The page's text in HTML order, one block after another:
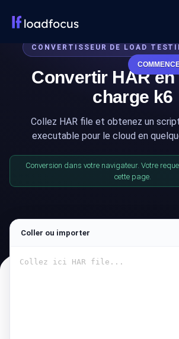
CONVERTISSEUR DE LOAD
Convertir HAR
charge k6
Collez HAR file et obtenez un
executable pour le cloud en
Conversion dans votre navigateur. Votre
cette page.
Coller ou importer